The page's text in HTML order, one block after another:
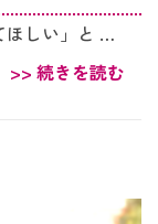
ほしい」と …
>> 続きを読む